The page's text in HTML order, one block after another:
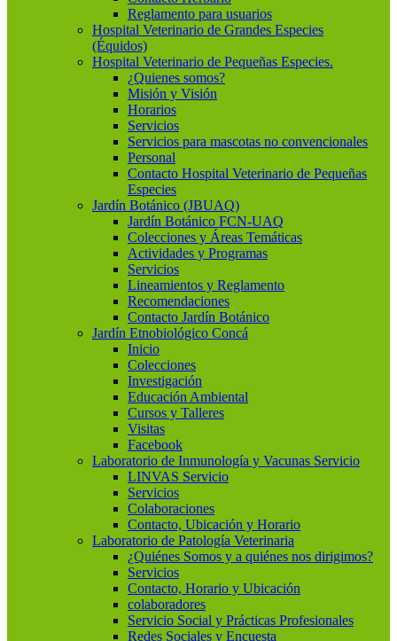
Reglamento para usuarios
Hospital Veterinario de Grandes Especies
(Équidos)
Hospital Veterinario de Pequeñas Especies.
¿Quienes somos?
Misión y Visión
Horarios
Servicios
Servicios para mascotas no convencionales
Personal
Contacto Hospital Veterinario de Pequeñas
Especies
Jardín Botánico (JBUAQ)
Jardín Botánico FCN-UAQ
Colecciones y Áreas Temáticas
Actividades y Programas
Servicios
Lineamientos y Reglamento
Recomendaciones
Contacto Jardín Botánico
Jardín Etnobiológico Concá
Inicio
Colecciones
Investigación
Educación Ambiental
Cursos y Talleres
Visitas
Facebook
Laboratorio de Inmunología y Vacunas Servicio
LINVAS Servicio
Servicios
Colaboraciones
Contacto, Ubicación y Horario
Laboratorio de Patología Veterinaria
¿Quiénes Somos y a quiénes nos dirigimos?
Servicios
Contacto, Horario y Ubicación
colaboradores
Servicio Social y Prácticas Profesionales
Redes Sociales y Encuesta